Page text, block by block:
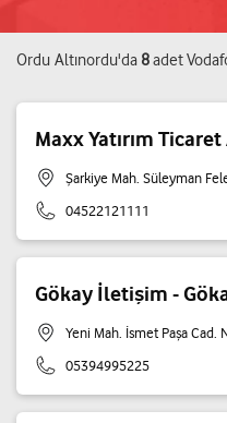
Ordu Altınordu'da 8adet
Maxx Yatırım Ticaret
Şarkiye Mah. Süleyman
04522121111
Gökay İletişim -
Yeni Mah. İsmet Paşa
05394995225